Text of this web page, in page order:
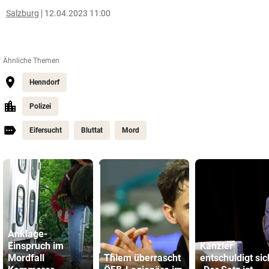
Salzburg 12.04.2023 11:00
Ähnliche Themen
Henndorf
Polizei
Eifersucht Bluttat Mord
Anklage-
Einspruch im
Mordfall
Thiem überrascht
Kanzler
entschuldigt